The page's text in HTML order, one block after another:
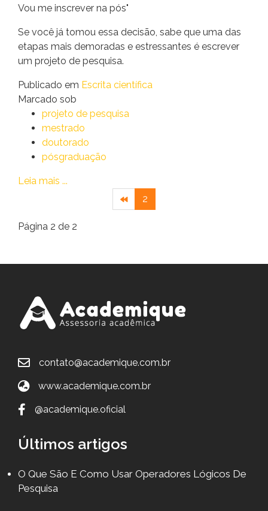
Vou me inscrever na pós"
Se você já tomou essa decisão, sabe que uma das
etapas mais demoradas e estressantes é escrever
um projeto de pesquisa.
Publicado em Escrita científica
Marcado sob
projeto de pesquisa
mestrado
doutorado
pósgraduação
Leia mais ...
2
Página 2 de 2
contato@academique.com.br
www.academique.com.br
@academique.oficial
Últimos artigos
O Que São E Como Usar Operadores Lógicos De
Pesquisa